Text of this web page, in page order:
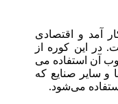
آمد و اقتصادی
در این کوره از
آن استفاده می‌
و سایر صنایع که
می‌شود.